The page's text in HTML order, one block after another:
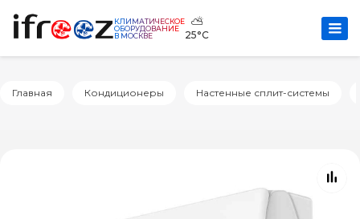
КЛИМАТИЧЕСКОЕ
ОБОРУДОВАНИЕ
В МОСКВЕ
⛅
25°C
Главная Кондиционеры Настенные сплит-системы